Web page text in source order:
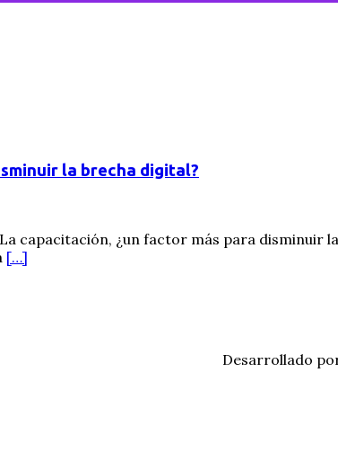
la brecha digital?
capacitación, ¿un factor más para disminuir
[…]
Desarrollado